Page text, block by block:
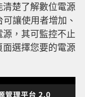
楚了解數位電源
讓使用者增加、
，其可監控不止
選擇您要的電源